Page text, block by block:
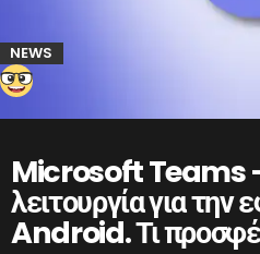
NEWS
Microsoft Teams –
λειτουργία για την
Android. Τι